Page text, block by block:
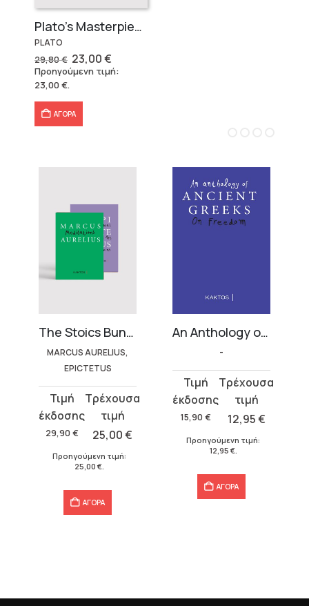
Plato’s Masterpieces (2 volumes)
PLATO
29,80€ Original
price
was:
23,00€Η
τρέχουσα
τιμή
Προηγούμενη τιμή:
23,00€.
ΑΓΟΡΑ
The Stoics Bundle (2 volumes)
MARCUS AURELIUS,
EPICTETUS
29,90 €
Original
price
was:
25,00€
τρέχουσα
τιμή
25,00 €.
Προηγούμενη τιμή:
25,00 €
ΑΓΟΡΑ
An Anthology on Freedom
-
15,90 €
Original
price
was:
12,95€
τρέχουσα
τιμή
12,95 €.
Προηγούμενη τιμή:
12,95 €.
ΑΓΟΡΑ